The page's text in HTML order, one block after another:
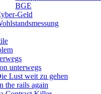
BGE
Geld
unterwegs
Lust weit zu gehen
the rails again